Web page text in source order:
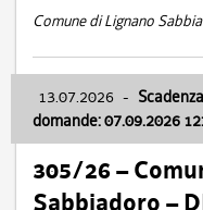
Comune di Lignano
13.07.2026 -
domande: 07.09.2026
305/26 –
Sabbiadoro –